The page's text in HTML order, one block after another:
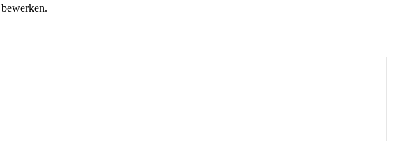
bewerken.